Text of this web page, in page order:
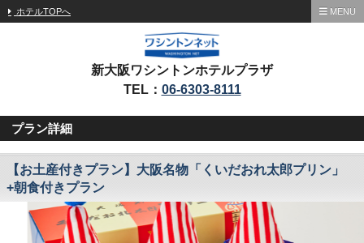
ホテルTOPへ MENU
新大阪ワシントンホテルプラザ
TEL： 06-6303-8111
プラン詳細
【お土産付きプラン】大阪名物「くいだおれ太郎プリン」
+朝食付きプラン